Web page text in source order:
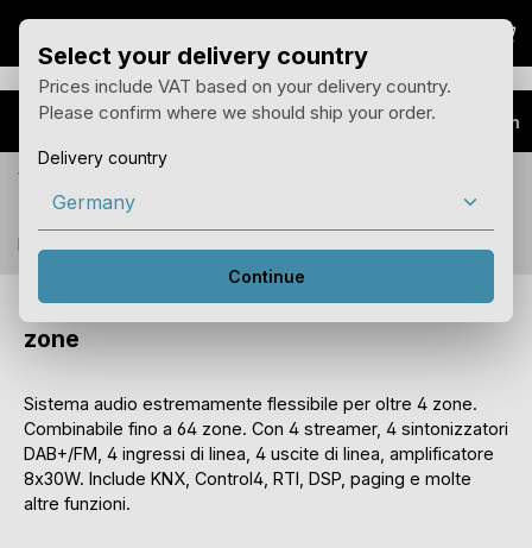
Vai al contenuto principale Il
Prodotti SC344m
Vedi i prezzi per il tuo paese di consegna con 19%
IVA.
Puoi modificare il paese di consegna nel menu in alto.
SC344m - Sistema audio a matrice a 4+
zone
Sistema audio estremamente flessibile per oltre 4 zone.
Combinabile fino a 64 zone. Con 4 streamer, 4 sintonizzatori
DAB+/FM, 4 ingressi di linea, 4 uscite di linea, amplificatore
8x30W. Include KNX, Control4, RTI, DSP, paging e molte
altre funzioni.
Select your delivery country
Prices include VAT based on your delivery country.
Please confirm where we should ship your order.
Delivery country
Continue